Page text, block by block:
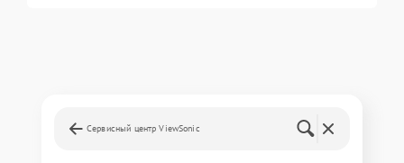
Сервисный центр ViewSonic